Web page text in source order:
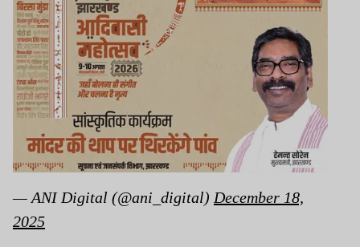
— ANI Digital (@ani_digital) December 18,
2025